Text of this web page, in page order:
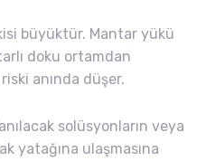
büyüktür. Mantar yükü
doku ortamdan
riski anında düşer.
solüsyonların veya
yatağına ulaşmasına